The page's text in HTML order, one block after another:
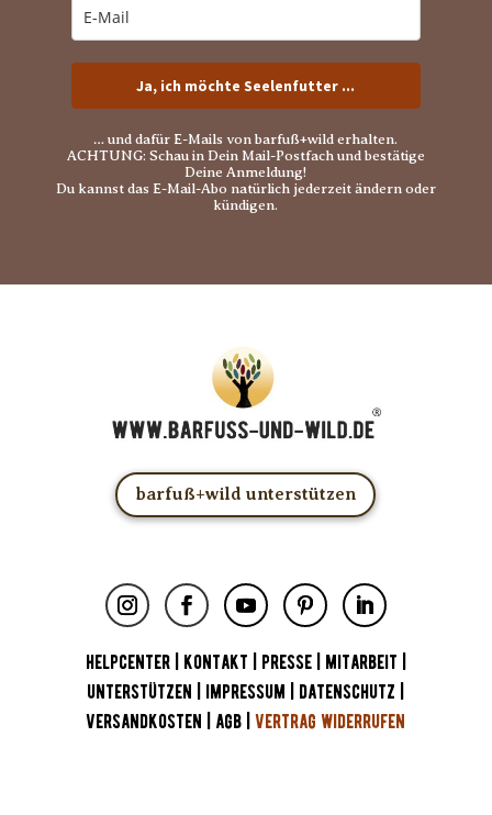
Ja, ich möchte Seelenfutter ...
… und dafür E-Mails von barfuß+wild erhalten.
ACHTUNG: Schau in Dein Mail-Postfach und bestätige
Deine Anmeldung!
Du kannst das E-Mail-Abo natürlich jederzeit ändern oder
kündigen.
barfuß+wild unterstützen
HELPCENTER| KONTAKT PRESSE| MITARBEIT
UNTERSTÜTZEN
IMPRESSUM DATENSCHUTZ
VERSANDKOSTEN
AGB |VERTRAG WIDERRUFEN